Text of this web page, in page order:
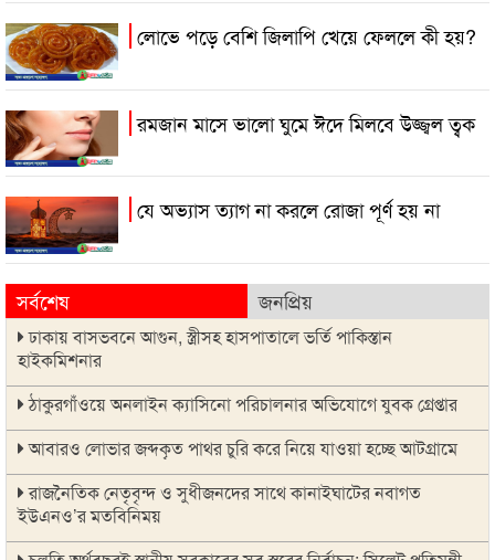
লোভে পড়ে বেশি জিলাপি খেয়ে ফেললে কী হয়?
রমজান মাসে ভালো ঘুমে ঈদে মিলবে উজ্জ্বল ত্বক
যে অভ্যাস ত্যাগ না করলে রোজা পূর্ণ হয় না
সর্বশেষ জনপ্রিয়
ঢাকায় বাসভবনে আগুন, স্ত্রীসহ হাসপাতালে ভর্তি পাকিস্তান
হাইকমিশনার
ঠাকুরগাঁওয়ে অনলাইন ক্যাসিনো পরিচালনার অভিযোগে যুবক গ্রেপ্তার
আবারও লোভার জব্দকৃত পাথর চুরি করে নিয়ে যাওয়া হচ্ছে আটগ্রামে
রাজনৈতিক নেতৃবৃন্দ ও সুধীজনদের সাথে কানাইঘাটের নবাগত
ইউএনও’র মতবিনিময়